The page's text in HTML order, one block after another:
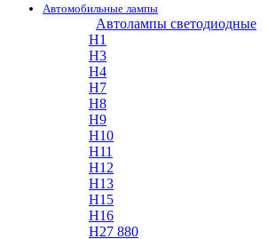
Автомобильные лампы
Автолампы светодиодные
H1
H3
H4
H7
H8
H9
H10
H11
H12
H13
H15
H16
H27 880